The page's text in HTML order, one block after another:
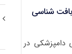
شناسی
دامپزشکی در